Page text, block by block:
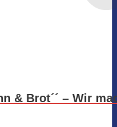
& Brot´´ – Wir